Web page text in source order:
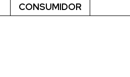
CONSUMIDOR